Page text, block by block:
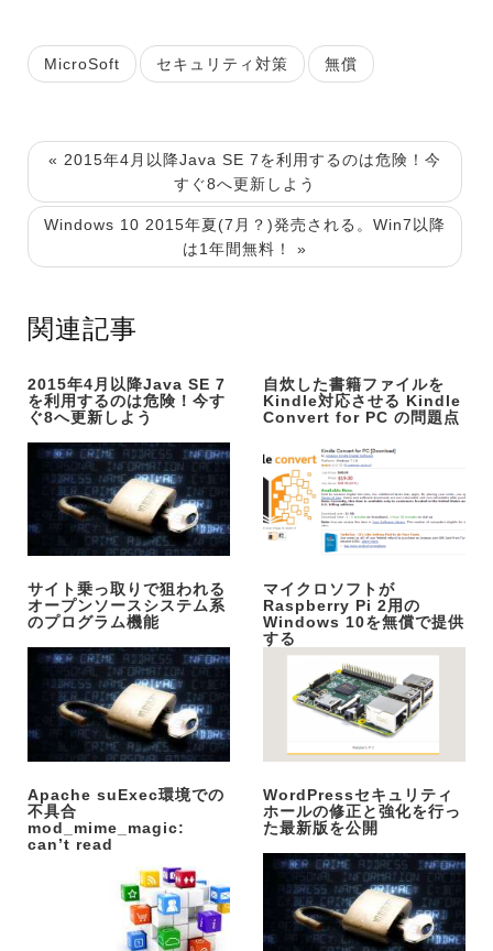
MicroSoft セキュリティ対策 無償
« 2015年4月以降Java SE 7を利用するのは危険！今
すぐ8へ更新しよう
Windows 10 2015年夏(7月？)発売される。Win7以降
は1年間無料！ »
関連記事
2015年4月以降Java SE 7
を利用するのは危険！今す
ぐ8へ更新しよう
自炊した書籍ファイルを
Kindle対応させる Kindle
Convert for PC の問題点
サイト乗っ取りで狙われる
オープンソースシステム系
のプログラム機能
マイクロソフトが
Raspberry Pi 2用の
Windows 10を無償で提供
する
Apache suExec環境での
不具合
mod_mime_magic:
can’t read
WordPressセキュリティ
ホールの修正と強化を行っ
た最新版を公開